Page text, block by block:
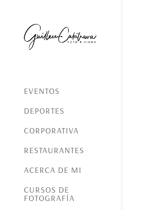
EVENTOS
DEPORTES
CORPORATIVA
RESTAURANTES
ACERCA DE MI
CURSOS DE
FOTOGRAFÍA